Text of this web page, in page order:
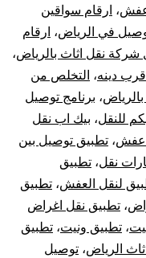
الأغراض
داخل
و
خارج
الرياض
عفش، ارقام سواقين
في الرياض، ارقام
شركة نقل اثاث بالرياض،
اقرب دينه، التخلص من
، برنامج توصيل
للنقل، بيك اب نقل
عفش، تطبيق توصيل بين
نقل، تطبيق
لنقل العفش، تطبيق
، تطبيق نقل اغراض
، تطبيق ونيت، تطبيق
الرياض، توصيل